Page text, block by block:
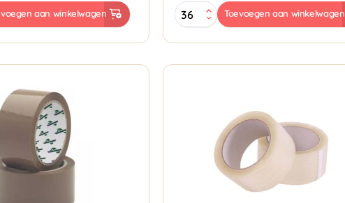
aan winkelwagen
PP
Acryl
50mmx66mtr
groen
Toevoegen aan winkelwagen